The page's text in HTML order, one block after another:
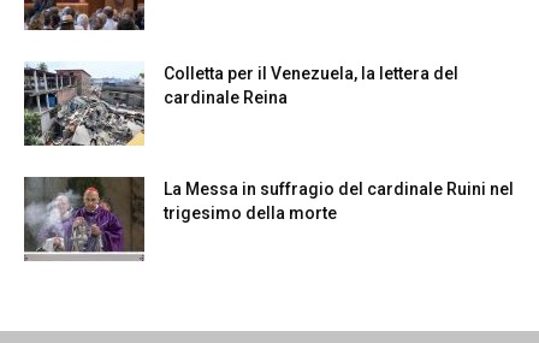
Colletta per il Venezuela, la lettera del
cardinale Reina
La Messa in suffragio del cardinale Ruini nel
trigesimo della morte